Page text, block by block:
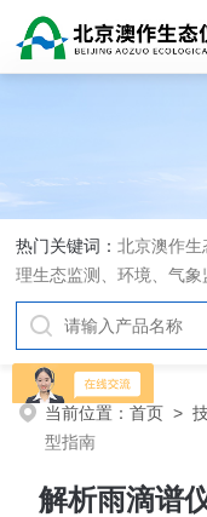
热门关键词：北京澳作
理生态监测、环境、气
和系统集成的专业公司
当前位置：首页 >
型指南
解析雨滴谱